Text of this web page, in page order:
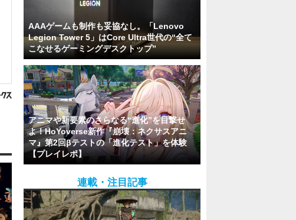
AAAゲームも制作も妥協なし。「Lenovo
Legion Tower 5」はCore Ultra世代の“全て
こなせるゲーミングデスクトップ”
アニマや新要素のさらなる“進化”を目撃せ
よ！HoYoverse新作『崩壊：ネクサスアニ
マ』第2回βテストの「進化テスト」を体験
【プレイレポ】
連載・注目記事